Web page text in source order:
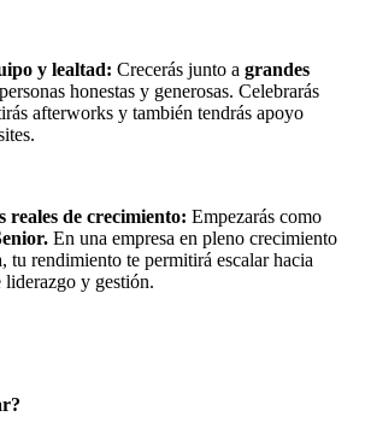
y lealtad: Crecerás junto a grandes
honestas y generosas. Celebrarás
afterworks y también tendrás apoyo
reales de crecimiento: Empezarás como
En una empresa en pleno crecimiento
tu rendimiento te permitirá escalar hacia
liderazgo y gestión.